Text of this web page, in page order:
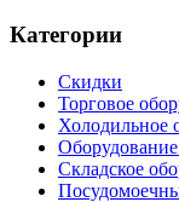
Категории
Скидки
Торговое
Холодильное
Складское